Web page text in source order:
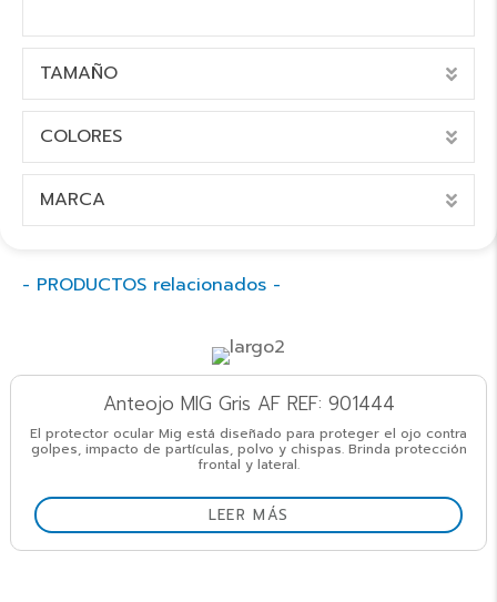
TAMAÑO
COLORES
MARCA
- PRODUCTOS relacionados -
Anteojo MIG Gris AF REF: 901444
El protector ocular Mig está diseñado para proteger el ojo contra
golpes, impacto de partículas, polvo y chispas. Brinda protección
frontal y lateral.
LEER MÁS